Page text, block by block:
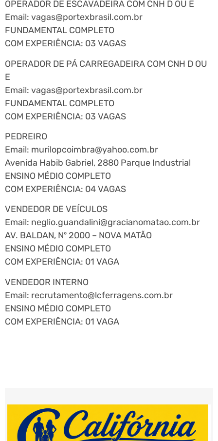
OPERADOR DE ESCAVADEIRA COM CNH D OU E
Email: vagas@portexbrasil.com.br
FUNDAMENTAL COMPLETO
COM EXPERIÊNCIA: 03 VAGAS
OPERADOR DE PÁ CARREGADEIRA COM CNH D OU
E
Email: vagas@portexbrasil.com.br
FUNDAMENTAL COMPLETO
COM EXPERIÊNCIA: 03 VAGAS
PEDREIRO
Email: murilopcoimbra@yahoo.com.br
Avenida Habib Gabriel, 2880 Parque Industrial
ENSINO MÉDIO COMPLETO
COM EXPERIÊNCIA: 04 VAGAS
VENDEDOR DE VEÍCULOS
Email: neglio.guandalini@gracianomatao.com.br
AV. BALDAN, Nº 2000 – NOVA MATÃO
ENSINO MÉDIO COMPLETO
COM EXPERIÊNCIA: 01 VAGA
VENDEDOR INTERNO
Email: recrutamento@lcferragens.com.br
ENSINO MÉDIO COMPLETO
COM EXPERIÊNCIA: 01 VAGA